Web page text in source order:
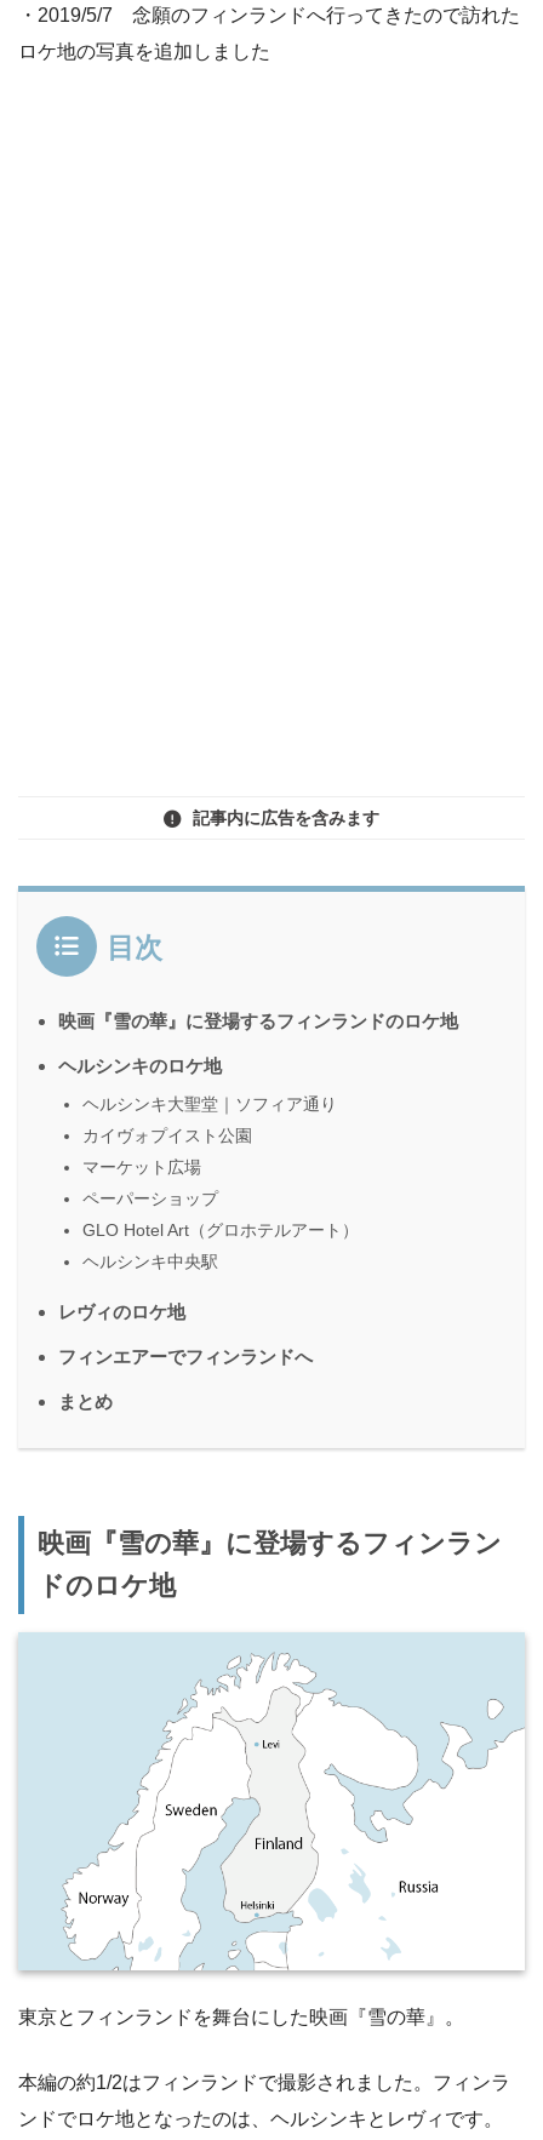
・2019/5/7 念願のフィンランドへ行ってきたので訪れた
ロケ地の写真を追加しました
記事内に広告を含みます
目次
映画『雪の華』に登場するフィンランドのロケ地
ヘルシンキのロケ地
ヘルシンキ大聖堂｜ソフィア通り
カイヴォプイスト公園
マーケット広場
ペーパーショップ
GLO Hotel Art（グロホテルアート）
ヘルシンキ中央駅
レヴィのロケ地
フィンエアーでフィンランドへ
まとめ
映画『雪の華』に登場するフィンラン
ドのロケ地
東京とフィンランドを舞台にした映画『雪の華』。
本編の約1/2はフィンランドで撮影されました。フィンラ
ンドでロケ地となったのは、ヘルシンキとレヴィです。